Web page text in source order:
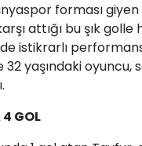
forması
attığı bu şık
istikrarlı
32 yaşındaki oyuncu,
GOL